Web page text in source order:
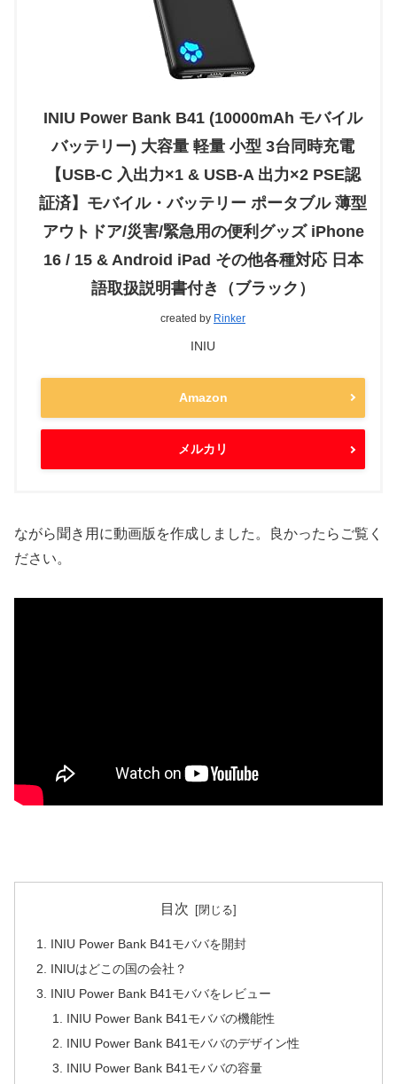
INIU Power Bank B41 (10000mAh モバイル
バッテリー) 大容量 軽量 小型 3台同時充電
【USB-C 入出力×1 & USB-A 出力×2 PSE認
証済】モバイル・バッテリー ポータブル 薄型
アウトドア/災害/緊急用の便利グッズ iPhone
16 / 15 & Android iPad その他各種対応 日本
語取扱説明書付き（ブラック）
created by Rinker
INIU
Amazon
メルカリ
ながら聞き用に動画版を作成しました。良かったらご覧く
ださい。
目次
INIU Power Bank B41モババを開封
INIUはどこの国の会社？
INIU Power Bank B41モババをレビュー
INIU Power Bank B41モババの機能性
INIU Power Bank B41モババのデザイン性
INIU Power Bank B41モババの容量